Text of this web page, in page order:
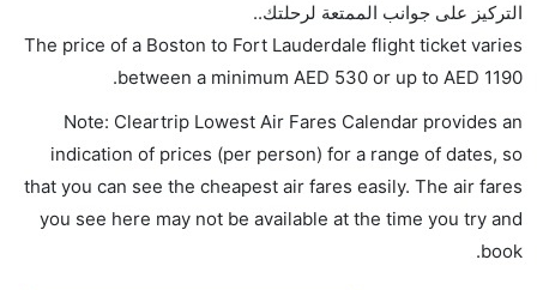
AED 1190. خطوط سبيريت الجوية, الخطوط الجوية جيت
بلو, الخطوط الجوية الأمريكية, ساوث ويست, إل عال
طيران الإمارات, طيران لينغس, and الخطوط الجوية
القطرية يوفرون تذاكر في هذا النطاق من الأسعار.
هل اختيار إنجاز إجراءات السفر عبر الإنترنت متاح في رحلة
التركيز على جوانب الممتعة لرحلتك..
The price of a Boston to Fort Lauderdale flight ticket varies
between a minimum AED 530 or up to AED 1190
.
Note: Cleartrip Lowest Air Fares Calendar provides an
indication of prices (per person) for a range of dates, so
that you can see the cheapest air fares easily. The air fares
you see here may not be available at the time you try and
book.